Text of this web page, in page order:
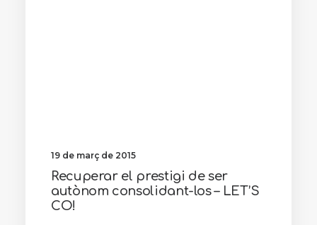
19 de març de 2015
Recuperar el prestigi de ser
autònom consolidant-los – LET’S
CO!